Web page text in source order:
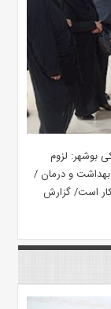
بوشهر: لزوم
و درمان /
است/ گزارش